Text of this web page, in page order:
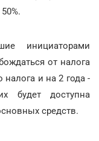
инициаторами
от налога
налога и на 2 года -
будет доступна
средств.